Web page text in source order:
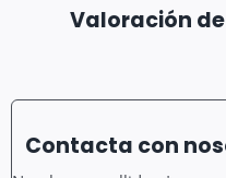
Contacta con
Valoración